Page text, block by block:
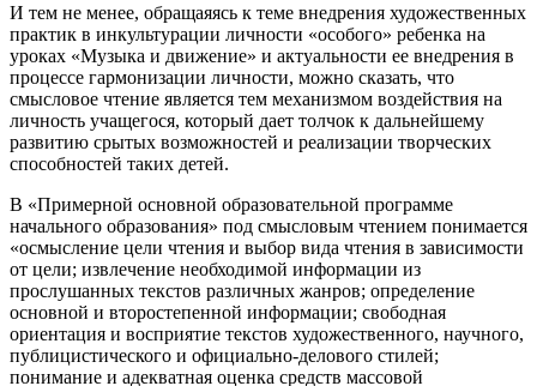
И тем не менее, обращаяясь к теме внедрения художественных
практик в инкультурации личности «особого» ребенка на
уроках «Музыка и движение» и актуальности ее внедрения в
процессе гармонизации личности, можно сказать, что
смысловое чтение является тем механизмом воздействия на
личность учащегося, который дает толчок к дальнейшему
развитию срытых возможностей и реализации творческих
способностей таких детей.
В «Примерной основной образовательной программе
начального образования» под смысловым чтением понимается
«осмысление цели чтения и выбор вида чтения в зависимости
от цели; извлечение необходимой информации из
прослушанных текстов различных жанров; определение
основной и второстепенной информации; свободная
ориентация и восприятие текстов художественного, научного,
публицистического и официально-делового стилей;
понимание и адекватная оценка средств массовой